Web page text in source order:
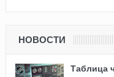
НОВОСТИ
Таблица